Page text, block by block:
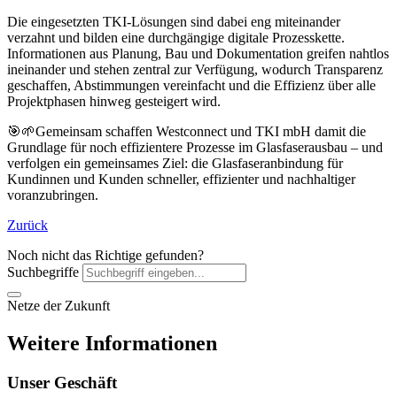
Die eingesetzten TKI-Lösungen sind dabei eng miteinander
verzahnt und bilden eine durchgängige digitale Prozesskette.
Informationen aus Planung, Bau und Dokumentation greifen nahtlos
ineinander und stehen zentral zur Verfügung, wodurch Transparenz
geschaffen, Abstimmungen vereinfacht und die Effizienz über alle
Projektphasen hinweg gesteigert wird.
🎯🌱Gemeinsam schaffen Westconnect und TKI mbH damit die
Grundlage für noch effizientere Prozesse im Glasfaserausbau – und
verfolgen ein gemeinsames Ziel: die Glasfaseranbindung für
Kundinnen und Kunden schneller, effizienter und nachhaltiger
voranzubringen.
Zurück
Noch nicht das Richtige gefunden?
Suchbegriffe
Netze der Zukunft
Weitere Informationen
Unser Geschäft